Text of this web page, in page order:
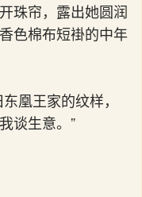
珠帘，露出她圆润
色棉布短褂的中年
凰王家的纹样，
谈生意。”